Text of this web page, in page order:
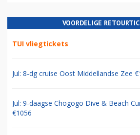
VOORDELIGE
TUI vliegtickets
Jul: 8-dg cruise Oost Middellandse Zee
Jul: 9-daagse Chogogo Dive & Beach
€1056